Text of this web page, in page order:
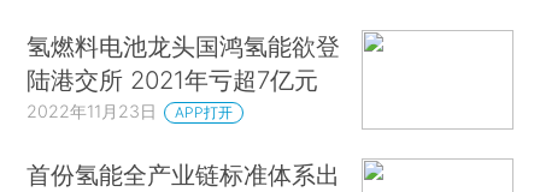
氢燃料电池龙头国鸿氢能欲登
陆港交所 2021年亏超7亿元
2022年11月23日 APP打开
首份氢能全产业链标准体系出